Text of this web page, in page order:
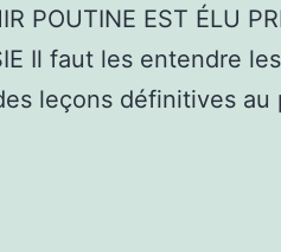
POUTINE EST ÉLU
Il faut les entendre
leçons définitives au